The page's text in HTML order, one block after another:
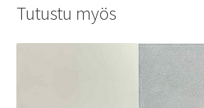
Tutustu myös